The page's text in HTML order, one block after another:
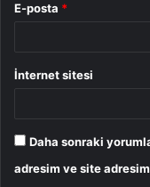
E-posta *
İnternet sitesi
Daha sonraki
adresim ve site